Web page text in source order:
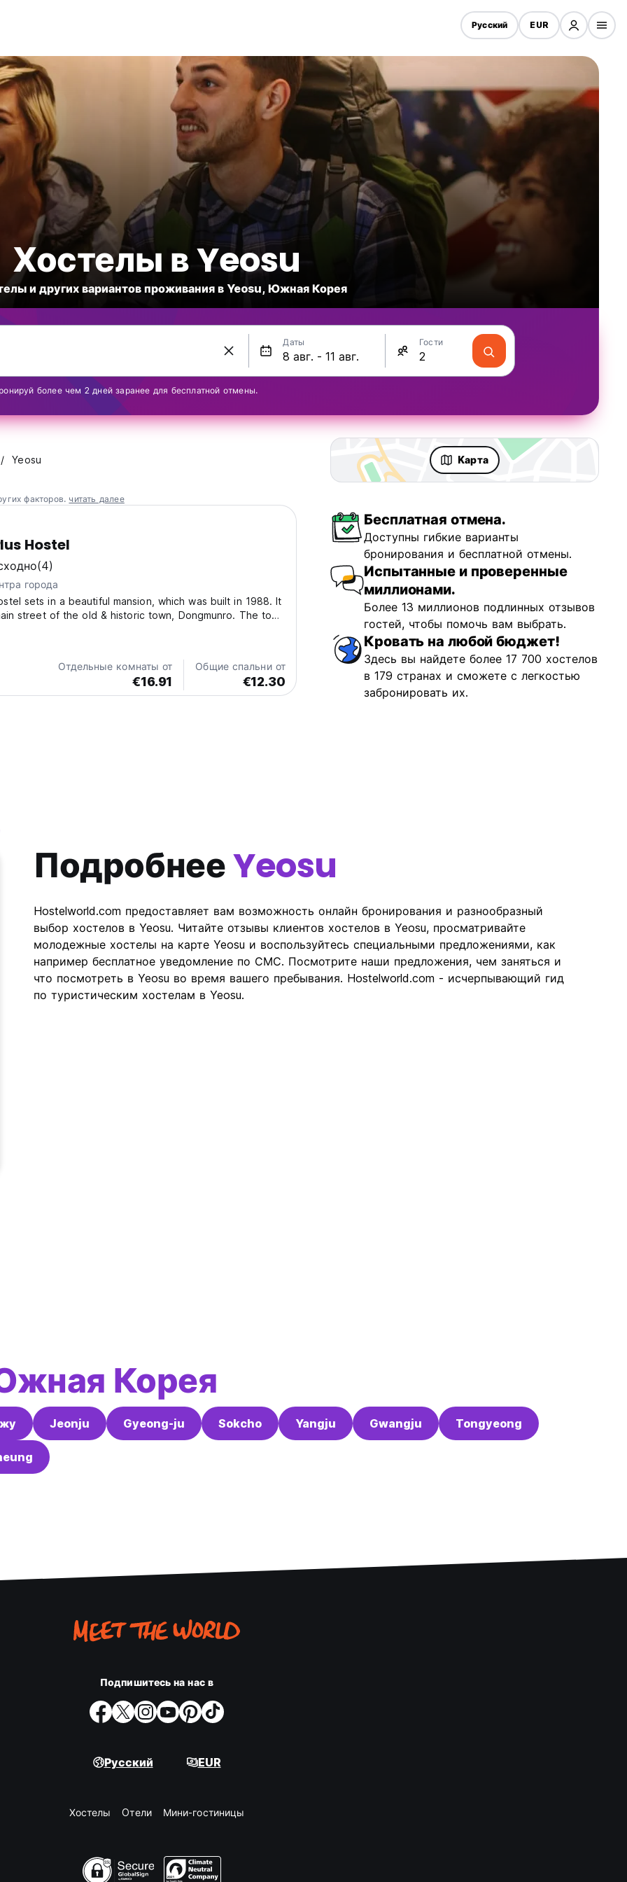
Русский EUR
Хостелы в Yeosu
и других вариантов проживания в Yeosu, Южная Корея
Даты Гости
более чем 2 дней заранее для бесплатной отмены.
Yeosu Kарта
факторов. читать далее
Hostel
(4)
города
sets in a beautiful mansion, which was built in 1988. It
street of the old & historic town, Dongmunro. The town
Culture Mural Village...
Отдельные комнаты от
€16.91
Общие спальни от
€12.30
Бесплатная отмена.
Доступны гибкие варианты
бронирования и бесплатной отмены.
Испытанные и проверенные
миллионами.
Более 13 миллионов подлинных отзывов
гостей, чтобы помочь вам выбрать.
Кровать на любой бюджет!
Здесь вы найдете более 17 700 хостелов
в 179 странах и сможете с легкостью
забронировать их.
ПодробнееYeosu
Hostelworld.com предоставляет вам возможность онлайн бронирования и разнообразный
выбор хостелов в Yeosu. Читайте отзывы клиентов хостелов в Yeosu, просматривайте
молодежные хостелы на карте Yeosu и воспользуйтесь специальными предложениями, как
например бесплатное уведомление по СМС. Посмотрите наши предложения, чем заняться и
что посмотреть в Yeosu во время вашего пребывания. Hostelworld.com - исчерпывающий гид
по туристическим хостелам в Yeosu.
Корея
Jeonju Gyeong-ju Sokcho Yangju Gwangju Tongyeong
Подпишитесь на нас в
Русский EUR
Хостелы Oтели Мини-гостиницы